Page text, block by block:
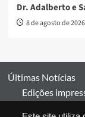
Dr. Adalberto e
8 de agosto de 2026
Últimas Notícias
Edições